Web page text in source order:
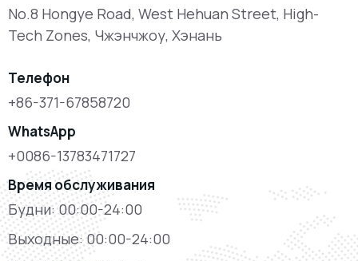
No.8 Hongye Road, West Hehuan Street, High-
Tech Zones, Чжэнчжоу, Хэнань
Телефон
+86-371-67858720
WhatsApp
+0086-13783471727
Время обслуживания
Будни: 00:00-24:00
Выходные: 00:00-24:00